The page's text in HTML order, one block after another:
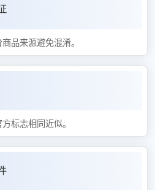
品来源避免混淆。
标志相同近似。